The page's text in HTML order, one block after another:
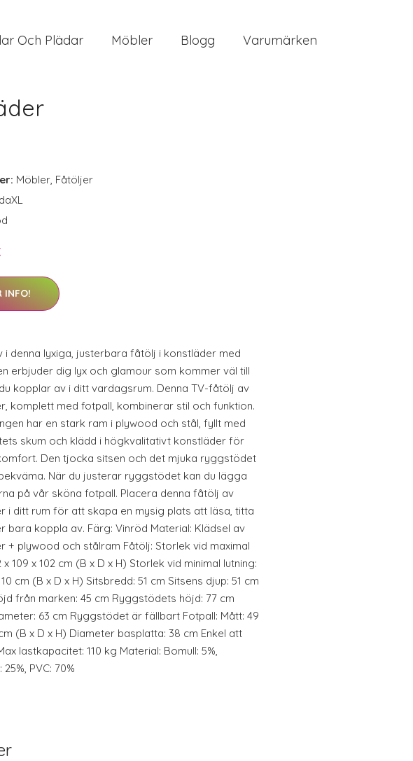
Och Plädar Möbler Blogg Varumärken
Möbler, Fåtöljer
INFO!
i denna lyxiga, justerbara fåtölj i konstläder med
erbjuder dig lyx och glamour som kommer väl till
kopplar av i ditt vardagsrum. Denna TV-fåtölj av
komplett med fotpall, kombinerar stil och funktion.
har en stark ram i plywood och stål, fyllt med
skum och klädd i högkvalitativt konstläder för
Den tjocka sitsen och det mjuka ryggstödet
När du justerar ryggstödet kan du lägga
på vår sköna fotpall. Placera denna fåtölj av
i ditt rum för att skapa en mysig plats att läsa, titta
bara koppla av. Färg: Vinröd Material: Klädsel av
+ plywood och stålram Fåtölj: Storlek vid maximal
x 109 x 102 cm (B x D x H) Storlek vid minimal lutning:
cm (B x D x H) Sitsbredd: 51 cm Sitsens djup: 51 cm
från marken: 45 cm Ryggstödets höjd: 77 cm
63 cm Ryggstödet är fällbart Fotpall: Mått: 49
(B x D x H) Diameter basplatta: 38 cm Enkel att
lastkapacitet: 110 kg Material: Bomull: 5%,
PVC: 70%